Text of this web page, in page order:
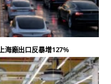
海廠出口反暴增127%